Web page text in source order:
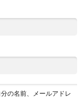
の名前、メールアドレ